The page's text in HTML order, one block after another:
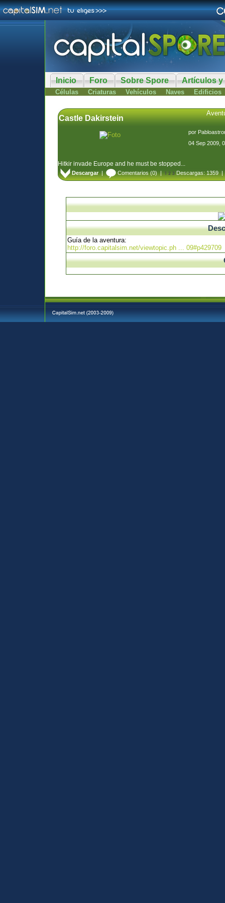
Inicio Foro Sobre Spore Artículos y
Células Criaturas Vehículos Naves Edificios
Castle Dakirstein
por
04 Sep 2009,
Hitkir invade Europe and he must be stopped...
Descargar| Comentarios(0) | Descargas: 1359
Guía de la aventura:
http://foro.capitalsim.net/viewtopic.ph ... 09#p429709